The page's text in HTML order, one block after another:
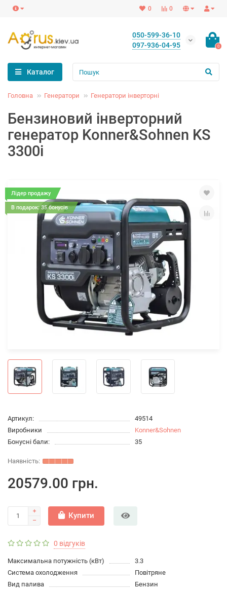
0
0
050-599-36-10
097-936-04-95
0
Каталог
Головна Генератори Генератори інверторні
Бензиновий інверторний
генератор Konner&Sohnen KS
3300i
Лідер продажу
В подарок: 35 бонусів
Артикул:
49514
Виробники
Konner&Sohnen
Бонусні бали:
35
20579.00 грн.
Купити
0 відгуків
Максимальна потужність (кВт)
3.3
Система охолодження
Повітряне
Вид палива
Бензин